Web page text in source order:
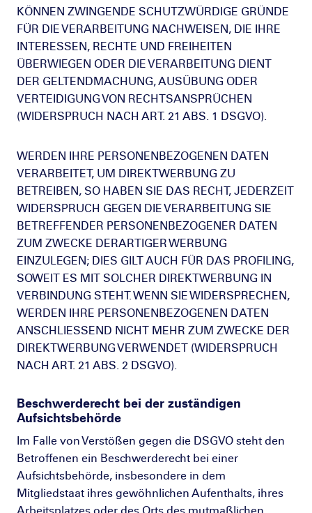
KÖNNEN ZWINGENDE SCHUTZWÜRDIGE GRÜNDE
FÜR DIE VERARBEITUNG NACHWEISEN, DIE IHRE
INTERESSEN, RECHTE UND FREIHEITEN
ÜBERWIEGEN ODER DIE VERARBEITUNG DIENT
DER GELTENDMACHUNG, AUSÜBUNG ODER
VERTEIDIGUNG VON RECHTSANSPRÜCHEN
(WIDERSPRUCH NACH ART. 21 ABS. 1 DSGVO).
WERDEN IHRE PERSONENBEZOGENEN DATEN
VERARBEITET, UM DIREKTWERBUNG ZU
BETREIBEN, SO HABEN SIE DAS RECHT, JEDERZEIT
WIDERSPRUCH GEGEN DIE VERARBEITUNG SIE
BETREFFENDER PERSONENBEZOGENER DATEN
ZUM ZWECKE DERARTIGER WERBUNG
EINZULEGEN; DIES GILT AUCH FÜR DAS PROFILING,
SOWEIT ES MIT SOLCHER DIREKTWERBUNG IN
VERBINDUNG STEHT. WENN SIE WIDERSPRECHEN,
WERDEN IHRE PERSONENBEZOGENEN DATEN
ANSCHLIESSEND NICHT MEHR ZUM ZWECKE DER
DIREKTWERBUNG VERWENDET (WIDERSPRUCH
NACH ART. 21 ABS. 2 DSGVO).
Beschwerde­recht bei der zuständigen
Aufsichts­behörde
Im Falle von Verstößen gegen die DSGVO steht den
Betroffenen ein Beschwerderecht bei einer
Aufsichtsbehörde, insbesondere in dem
Mitgliedstaat ihres gewöhnlichen Aufenthalts, ihres